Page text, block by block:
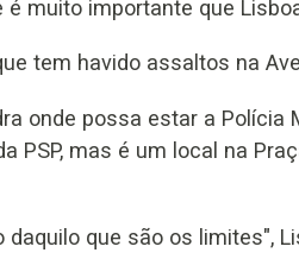
muito importante que
tem havido assaltos na
onde possa estar a Polícia
PSP, mas é um local na
daquilo que são os limites",